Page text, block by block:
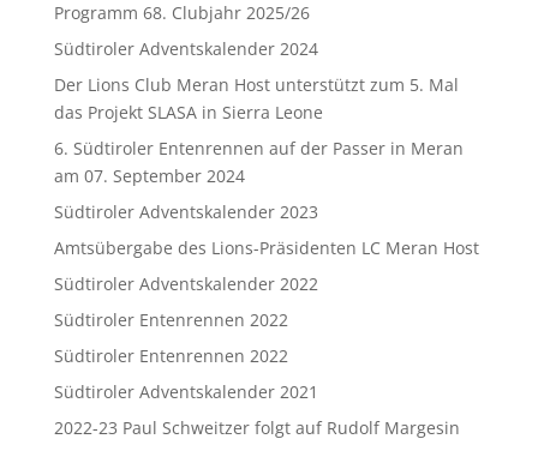
Programm 68. Clubjahr 2025/26
Südtiroler Adventskalender 2024
Der Lions Club Meran Host unterstützt zum 5. Mal
das Projekt SLASA in Sierra Leone
6. Südtiroler Entenrennen auf der Passer in Meran
am 07. September 2024
Südtiroler Adventskalender 2023
Amtsübergabe des Lions-Präsidenten LC Meran Host
Südtiroler Adventskalender 2022
Südtiroler Entenrennen 2022
Südtiroler Entenrennen 2022
Südtiroler Adventskalender 2021
2022-23 Paul Schweitzer folgt auf Rudolf Margesin